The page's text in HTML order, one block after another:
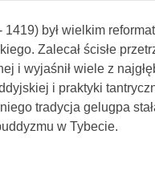
facebook
1419) był wielkim
Zalecał ścisłe
i wyjaśnił wiele z
i praktyki
tradycja gelugpa
w Tybecie.